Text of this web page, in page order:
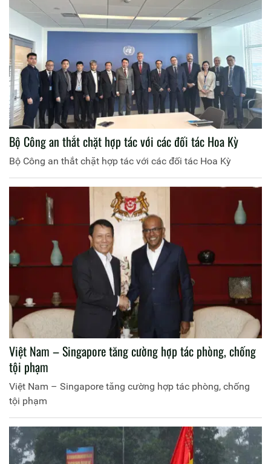
Bộ Công an thắt chặt hợp tác với các đối tác Hoa Kỳ
Bộ Công an thắt chặt hợp tác với các đối tác Hoa Kỳ
Việt Nam – Singapore tăng cường hợp tác phòng, chống
tội phạm
Việt Nam – Singapore tăng cường hợp tác phòng, chống
tội phạm